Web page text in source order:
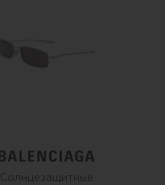
Солнцезащитные